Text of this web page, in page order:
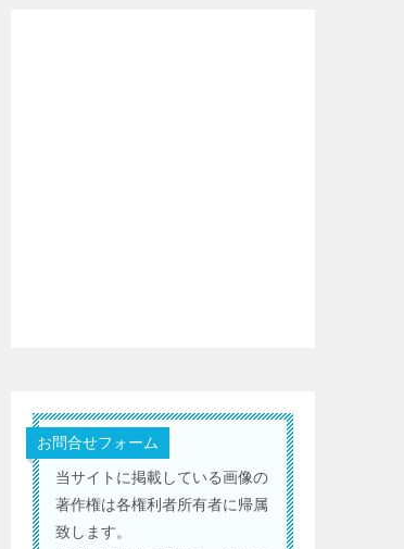
お問合せフォーム
当サイトに掲載している画像の
著作権は各権利者所有者に帰属
致します。